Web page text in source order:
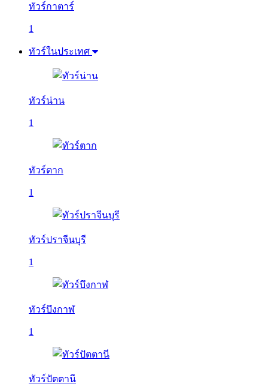
ทัวร์กาตาร์
1
ทัวร์ในประเทศ
ทัวร์น่าน
1
ทัวร์ตาก
1
ทัวร์ปราจีนบุรี
1
ทัวร์บึงกาฬ
1
ทัวร์ปัตตานี